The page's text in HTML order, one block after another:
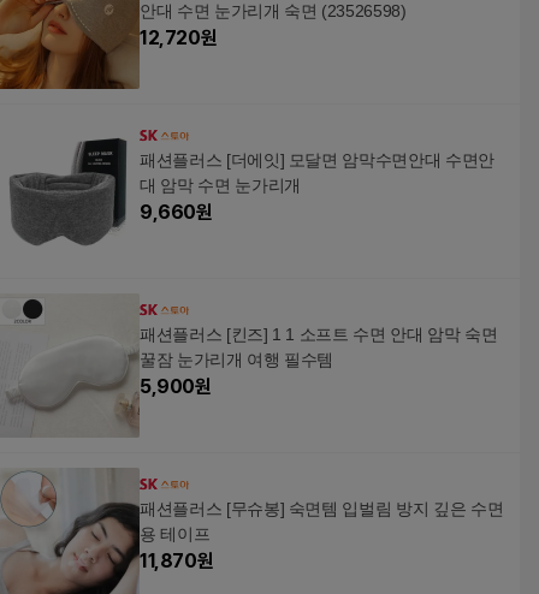
안대 수면 눈가리개 숙면 (23526598)
12,720원
패션플러스 [더에잇] 모달면 암막수면안대 수면안
대 암막 수면 눈가리개
9,660원
패션플러스 [킨즈] 1 1 소프트 수면 안대 암막 숙면
꿀잠 눈가리개 여행 필수템
5,900원
패션플러스 [무슈봉] 숙면템 입벌림 방지 깊은 수면
용 테이프
11,870원